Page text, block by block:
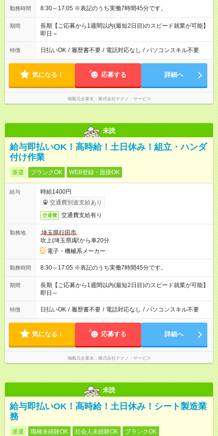
勤務時間 8:30～17:05 ※表記のうち実働7時間45分です。
期間
長期【ご応募から1週間以内(最短2日目)のスピード就業が可能】
即日～
特徴 日払いOK / 履歴書不要 / 電話対応なし / パソコンスキル不要
気になる！ 応募する 詳細へ
掲載元企業名 株式会社テクノ・サービス
未読
給与即払いOK！高時給！土日休み！組立・ハンダ
付け作業
派遣 ブランクOK WEB登録・面接OK
給与
時給1400円
交通費別途支給あり
交通費 交通費支給有り
勤務地
埼玉県行田市
吹上(埼玉県)駅から車20分
電子・機械系メーカー
勤務時間 8:30～17:05 ※表記のうち実働7時間45分です。
期間
長期【ご応募から1週間以内(最短2日目)のスピード就業が可能】
即日～
特徴 日払いOK / 履歴書不要 / 電話対応なし / パソコンスキル不要
気になる！ 応募する 詳細へ
掲載元企業名 株式会社テクノ・サービス
未読
給与即払いOK！高時給！土日休み！シート製造業
務
派遣 職種未経験OK 社会人未経験OK ブランクOK